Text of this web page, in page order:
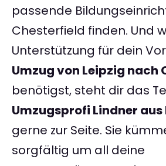
passende
Chesterfield finden. Und
Unterstützung für dein
Umzug von Leipzig nach
benötigst, steht dir das
Umzugsprofi Lindner aus
gerne zur Seite. Sie
sorgfältig um all deine